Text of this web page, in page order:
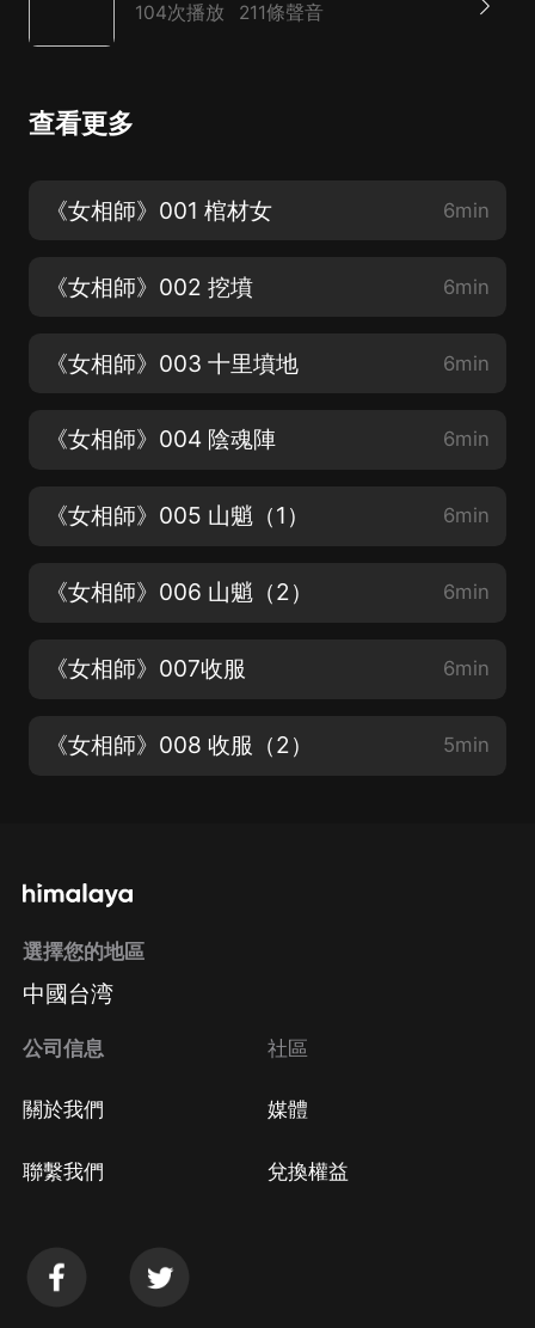
104次播放 211條聲音
查看更多
《女相師》001 棺材女 6min
《女相師》002 挖墳 6min
《女相師》003 十里墳地 6min
《女相師》004 陰魂陣 6min
《女相師》005 山魈（1） 6min
《女相師》006 山魈（2） 6min
《女相師》007收服 6min
《女相師》008 收服（2） 5min
選擇您的地區
中國台湾
公司信息
關於我們
聯繫我們
社區
媒體
兌換權益